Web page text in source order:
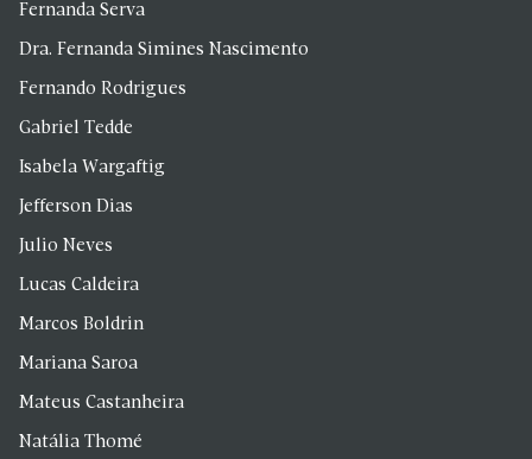
Fernanda Serva
Dra. Fernanda Simines Nascimento
Fernando Rodrigues
Gabriel Tedde
Isabela Wargaftig
Jefferson Dias
Julio Neves
Lucas Caldeira
Marcos Boldrin
Mariana Saroa
Mateus Castanheira
Natália Thomé